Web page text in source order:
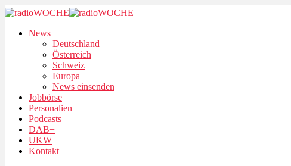
News
Deutschland
Österreich
Schweiz
Europa
News einsenden
Jobbörse
Personalien
Podcasts
DAB+
UKW
Kontakt